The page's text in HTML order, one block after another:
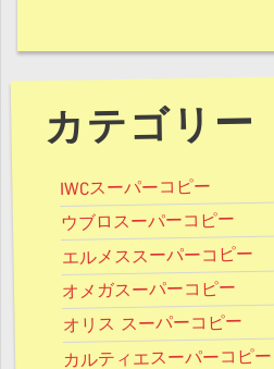
カテゴリー
IWCスーパーコピー
ウブロスーパーコピー
エルメススーパーコピー
オメガスーパーコピー
オリス スーパーコピー
カルティエスーパーコピー